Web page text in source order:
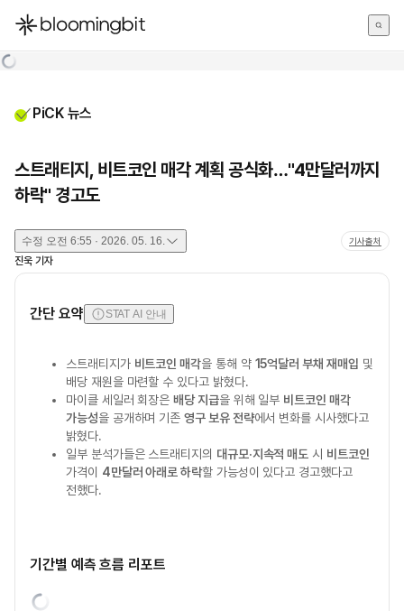
한국어
PiCK 뉴스
스트래티지, 비트코인 매각 계획 공식화…"4만달러까지
하락" 경고도
수정 오전 6:55 · 2026. 05. 16. 기사출처
진욱 기자
간단 요약 STAT AI 안내
스트래티지가 비트코인 매각을 통해 약 15억달러 부채 재매입 및
배당 재원을 마련할 수 있다고 밝혔다.
마이클 세일러 회장은배당 지급을 위해 일부 비트코인 매각
가능성을 공개하며 기존영구 보유 전략에서 변화를 시사했다고
밝혔다.
일부 분석가들은 스트래티지의 대규모·지속적 매도 시 비트코인
가격이 4만달러 아래로 하락할 가능성이 있다고 경고했다고
전했다.
기간별 예측 흐름 리포트